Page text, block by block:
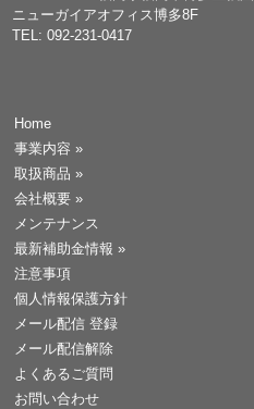
ニューガイアオフィス博多8F
TEL: 092-231-0417
Home
事業内容 »
取扱商品 »
会社概要 »
メンテナンス
最新補助金情報 »
注意事項
個人情報保護方針
メール配信 登録
メール配信解除
よくあるご質問
お問い合わせ